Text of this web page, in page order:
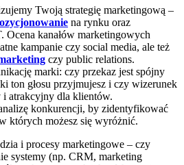
Twoją strategię marketingową –
na rynku oraz
Ocena kanałów marketingowych
kampanie czy social media, ale też
czy public relations.
marki: czy przekaz jest spójny
ton głosu przyjmujesz i czy wizerunek
atrakcyjny dla klientów.
konkurencji, by zidentyfikować
których możesz się wyróżnić.
i procesy marketingowe – czy
systemy (np. CRM, marketing